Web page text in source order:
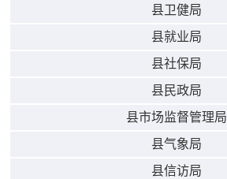
县卫健局
县就业局
县社保局
县民政局
县市场监督管理局
县气象局
县信访局